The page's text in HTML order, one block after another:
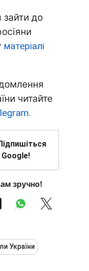
до
матеріалі
читайте
Google!
зручно!
України